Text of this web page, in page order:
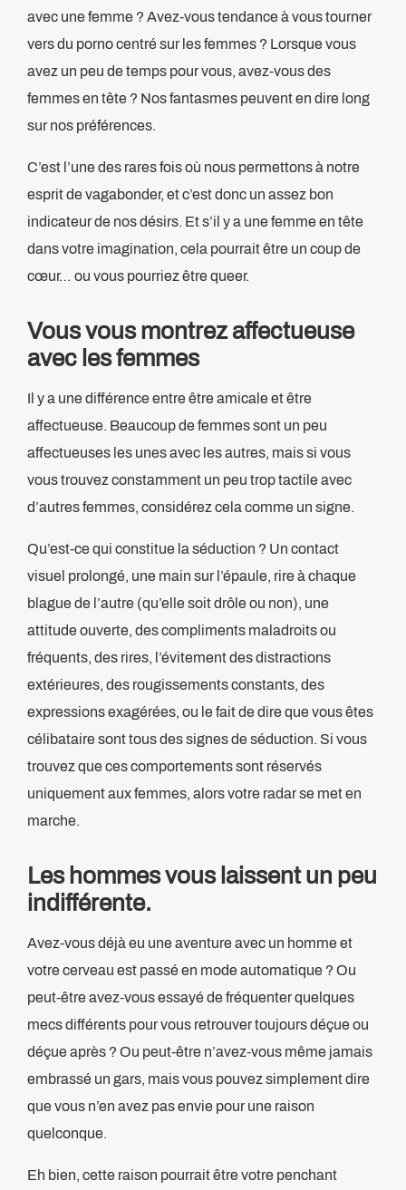
avec une femme ? Avez-vous tendance à vous tourner
vers du porno centré sur les femmes ? Lorsque vous
avez un peu de temps pour vous, avez-vous des
femmes en tête ? Nos fantasmes peuvent en dire long
sur nos préférences.
C’est l’une des rares fois où nous permettons à notre
esprit de vagabonder, et c’est donc un assez bon
indicateur de nos désirs. Et s’il y a une femme en tête
dans votre imagination, cela pourrait être un coup de
cœur… ou vous pourriez être queer.
Vous vous montrez affectueuse
avec les femmes
Il y a une différence entre être amicale et être
affectueuse. Beaucoup de femmes sont un peu
affectueuses les unes avec les autres, mais si vous
vous trouvez constamment un peu trop tactile avec
d’autres femmes, considérez cela comme un signe.
Qu’est-ce qui constitue la séduction ? Un contact
visuel prolongé, une main sur l’épaule, rire à chaque
blague de l’autre (qu’elle soit drôle ou non), une
attitude ouverte, des compliments maladroits ou
fréquents, des rires, l’évitement des distractions
extérieures, des rougissements constants, des
expressions exagérées, ou le fait de dire que vous êtes
célibataire sont tous des signes de séduction. Si vous
trouvez que ces comportements sont réservés
uniquement aux femmes, alors votre radar se met en
marche.
Les hommes vous laissent un peu
indifférente.
Avez-vous déjà eu une aventure avec un homme et
votre cerveau est passé en mode automatique ? Ou
peut-être avez-vous essayé de fréquenter quelques
mecs différents pour vous retrouver toujours déçue ou
déçue après ? Ou peut-être n’avez-vous même jamais
embrassé un gars, mais vous pouvez simplement dire
que vous n’en avez pas envie pour une raison
quelconque.
Eh bien, cette raison pourrait être votre penchant